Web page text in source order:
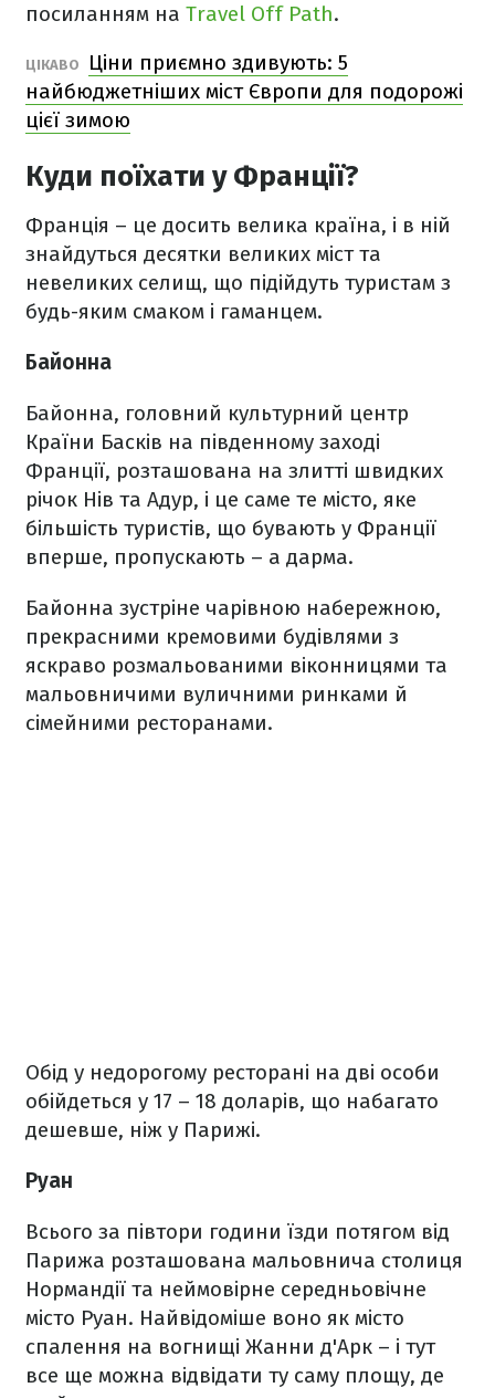
посиланням на Travel Off Path.
ЦІКАВО
Ціни приємно здивують: 5
найбюджетніших міст Європи для подорожі
цієї зимою
Куди поїхати у Франції?
Франція – це досить велика країна, і в ній
знайдуться десятки великих міст та
невеликих селищ, що підійдуть туристам з
будь-яким смаком і гаманцем.
Байонна
Байонна, головний культурний центр
Країни Басків на південному заході
Франції, розташована на злитті швидких
річок Нів та Адур, і це саме те місто, яке
більшість туристів, що бувають у Франції
вперше, пропускають – а дарма.
Байонна зустріне чарівною набережною,
прекрасними кремовими будівлями з
яскраво розмальованими віконницями та
мальовничими вуличними ринками й
сімейними ресторанами.
Обід у недорогому ресторані на дві особи
обійдеться у 17 – 18 доларів, що набагато
дешевше, ніж у Парижі.
Руан
Всього за півтори години їзди потягом від
Парижа розташована мальовнича столиця
Нормандії та неймовірне середньовічне
місто Руан. Найвідоміше воно як місто
спалення на вогнищі Жанни д'Арк – і тут
все ще можна відвідати ту саму площу, де